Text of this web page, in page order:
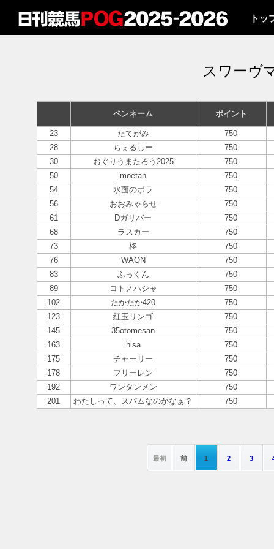
トッ
スワーヴ
ペンネーム ポイント
23 たてがみ
750
28
ちぇるしー
750
30
おぐりうまたろう2025
750
50
moetan
750
54
水面のボラ
750
56
おおみゃらせ
750
61
Dガリバー
750
68
ラスカー
750
73
柊
750
76
WAON
750
83
ふっくん
750
89
コトノハシャ
750
102
たかたか420
750
123
紅玉リンゴ
750
145
35otomesan
750
163
hisa
750
175
チャーリー
750
178
フリーレン
750
192
ワンタンメン
750
201
わたしって、スパムなのかなぁ？ 750
最初 前 1 2 3